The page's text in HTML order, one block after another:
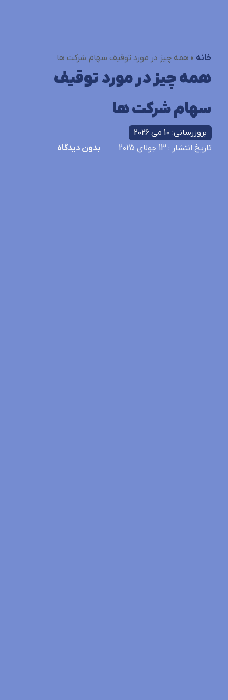
خانه » همه چیز در مورد توقیف سهام شرکت ها
همه چیز در مورد توقیف
سهام شرکت ها
بروزرسانی: 10 می 2026
تاریخ انتشار : 13 جولای 2025 بدون دیدگاه